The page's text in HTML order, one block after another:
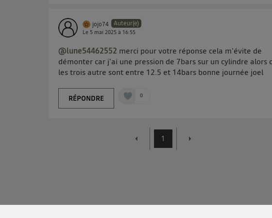
jojo74 Auteur(e)
Le 5 mai 2025 à 16:55
@lune54462552 merci pour votre réponse cela m'évite de
démonter car j'ai une pression de 7bars sur un cylindre alors
les trois autre sont entre 12.5 et 14bars bonne journée joel
RÉPONDRE 0
1